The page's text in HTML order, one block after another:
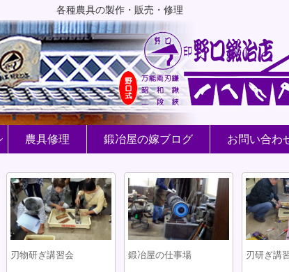
各種農具の製作・販売・修理
農具修理 鍛冶屋の嫁ブログ お問い合わ
ぎ講習 危機一髪 野口式万能両刃